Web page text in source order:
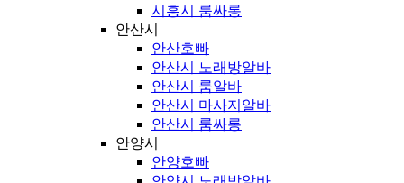
시흥시 룸싸롱
안산시
안산호빠
안산시 노래방알바
안산시 룸알바
안산시 마사지알바
안산시 룸싸롱
안양시
안양호빠